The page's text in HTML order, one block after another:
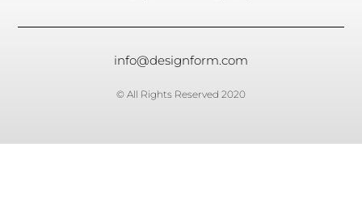
info@designform.com
© All Rights Reserved 2020